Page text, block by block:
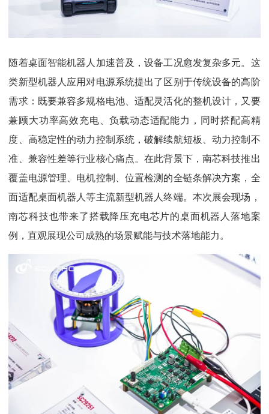
随着桌面智能机器人加速普及，设备工况愈发复杂多元。这
类新型机器人应用对电源系统提出了区别于传统设备的高阶
需求：既要兼容多规格电池、适配灵活化的整机设计，又要
兼顾大功率高效充电、负载动态适配能力，同时搭配高精
度、高稳定性的动力控制系统，破解续航短板、动力控制不
准、兼容性差等行业核心痛点。在此背景下，南芯科技推出
覆盖电源管理、电机控制、位置检测的全链条解决方案，全
面适配桌面机器人等主流新型机器人终端。本次展会现场，
南芯科技也带来了搭载降压充电芯片的桌面机器人落地案
例，直观展现公司成熟的场景赋能与技术落地能力。